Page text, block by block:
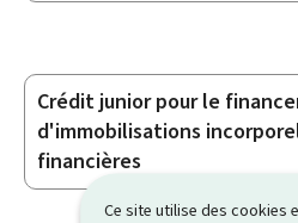
Ce site utilise des cookies
Sous-
rubriques
Crédit junior pour le
d'immobilisations
financières